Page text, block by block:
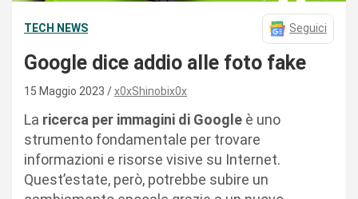
TECH NEWS Seguici
Google dice addio alle foto fake
15 Maggio 2023 x0xShinobix0x
La ricerca per immagini di Google è uno
strumento fondamentale per trovare
informazioni e risorse visive su Internet.
Quest’estate, però, potrebbe subire un